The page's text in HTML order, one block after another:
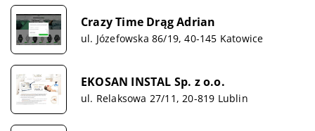
Crazy Time Drąg Adrian
ul. Józefowska 86/19, 40-145 Katowice
EKOSAN INSTAL Sp. z o.o.
ul. Relaksowa 27/11, 20-819 Lublin